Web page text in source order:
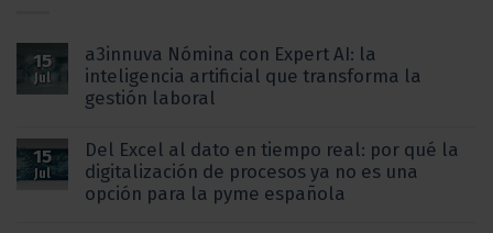
15
Jul
a3innuva Nómina con Expert AI: la
inteligencia artificial que transforma la
gestión laboral
15
Jul
Del Excel al dato en tiempo real: por qué la
digitalización de procesos ya no es una
opción para la pyme española